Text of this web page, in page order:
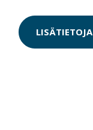
LISÄTIETOJA